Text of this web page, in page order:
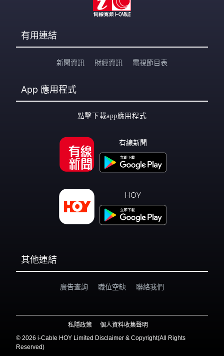
有用連結
新聞資訊 財經資訊 電視節目表
App 應用程式
點擊下載app應用程式
有線新聞
HOY
其他連結
廣告查詢 職位空缺 聯絡我們
私隱政策
個人資料收集聲明
© 2026 i-Cable HOY Limited Disclaimer & Copyright(All Rights
Reserved)